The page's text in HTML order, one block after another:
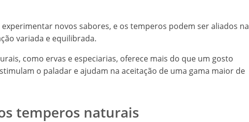
experimentar novos sabores, e os temperos podem ser aliados na
variada e equilibrada.
como ervas e especiarias, oferece mais do que um gosto
o paladar e ajudam na aceitação de uma gama maior de
temperos naturais